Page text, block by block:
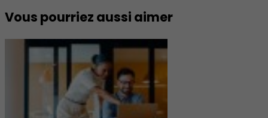
Vous pourriez aussi aimer